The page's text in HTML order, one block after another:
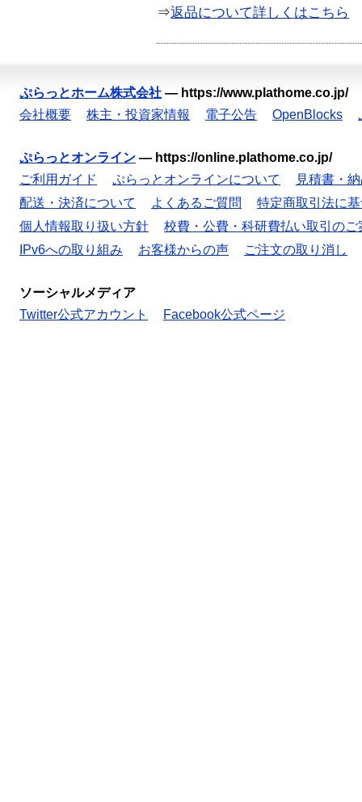
⇒返品について詳しくはこちら
ぷらっとホーム株式会社 — https://www.plathome.co.jp/
会社概要
株主・投資家情報 電子公告 OpenBlocks
ぷらっとオンライン — https://online.plathome.co.jp/
ご利用ガイド
ぷらっとオンラインについて
見積書・
配送・決済について
よくあるご質問
特定商取引法に
個人情報取り扱い方針
校費・公費・科研費払い取引のご
IPv6への取り組み
お客様からの声 ご注文の取り消し
ソーシャルメディア
Twitter公式アカウント
Facebook公式ページ